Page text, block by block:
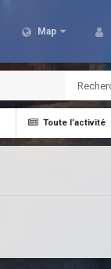
Map
Toute l’activité